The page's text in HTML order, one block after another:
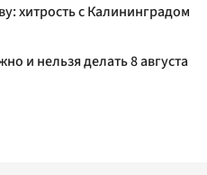
хитрость с Калининградом
и нельзя делать 8 августа